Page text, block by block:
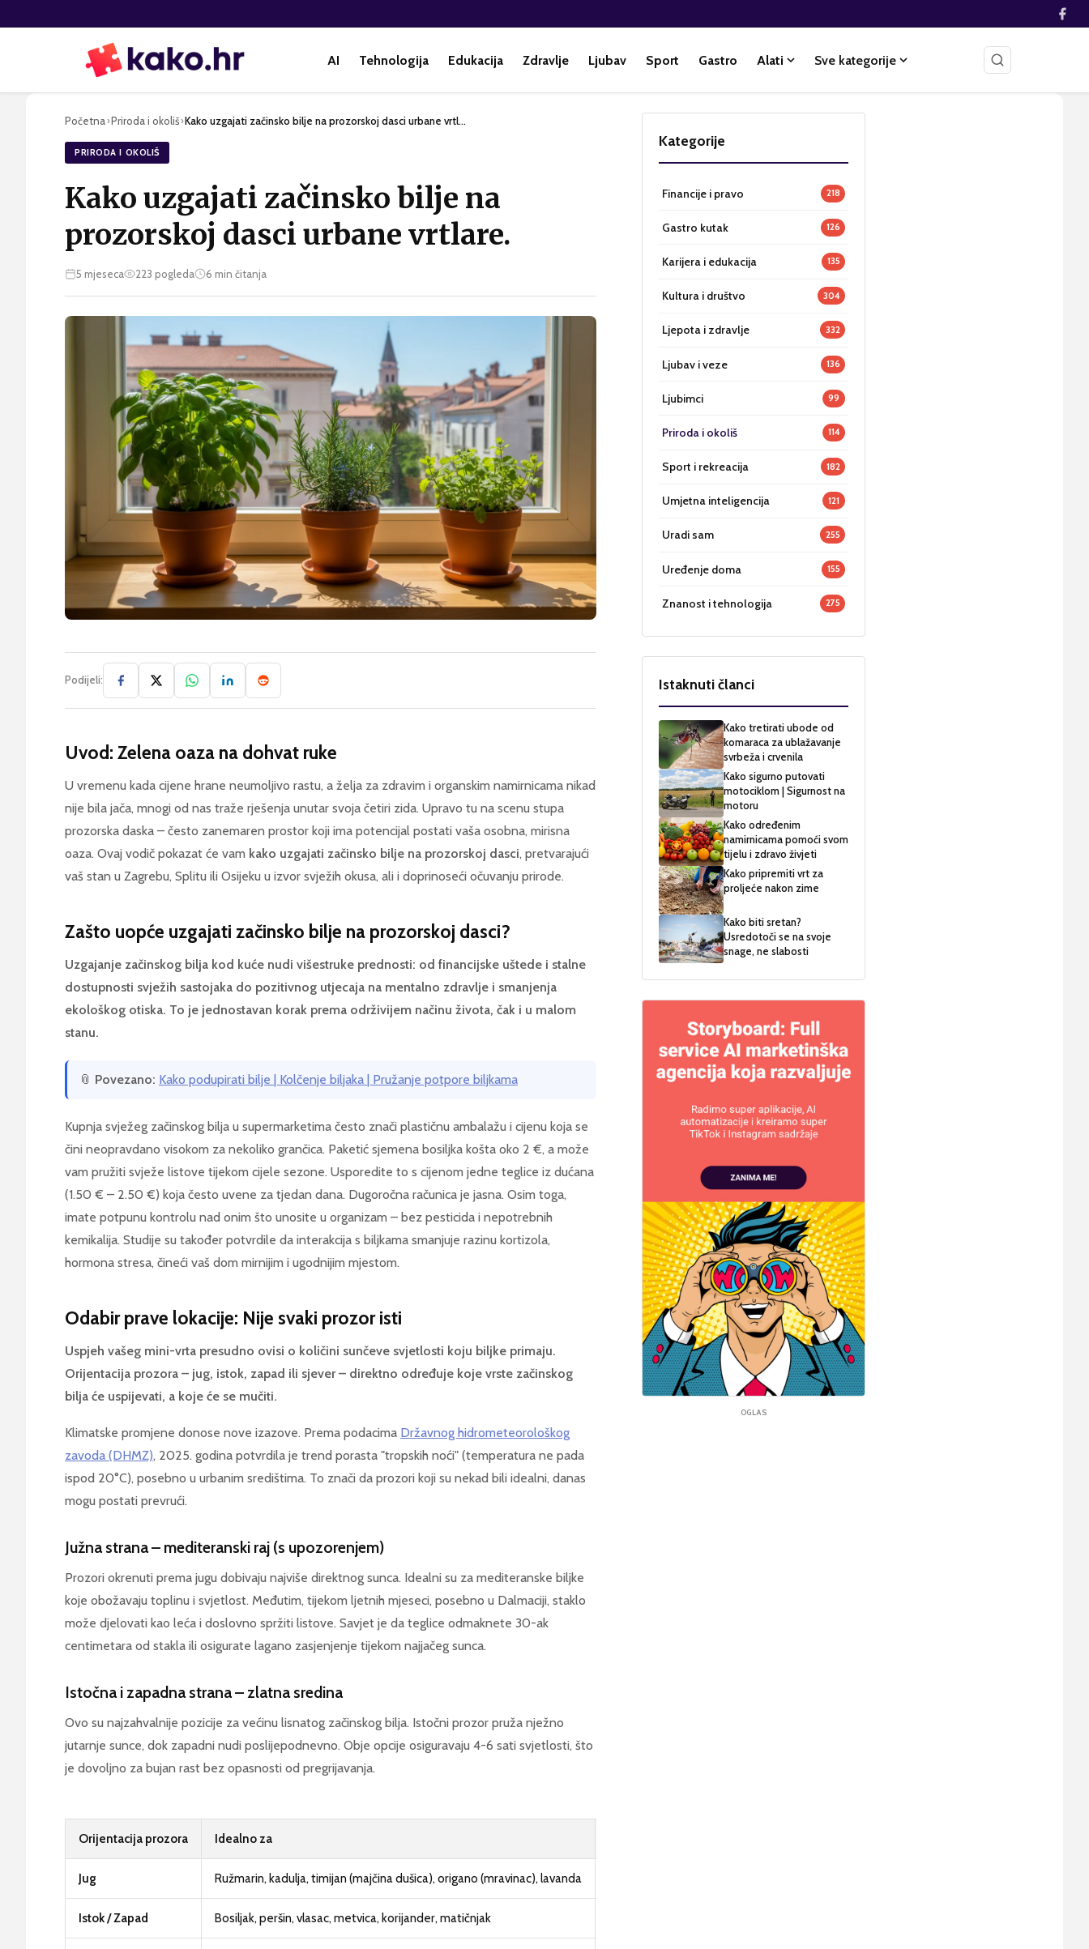
AI Tehnologija Edukacija Zdravlje Ljubav Sport Gastro Alati Sve kategorije
Početna›Priroda i okoliš›Kako uzgajati začinsko bilje na prozorskoj dasci urbane vrtl…
PRIRODA I OKOLIŠ
Kako uzgajati začinsko bilje na
prozorskoj dasci urbane vrtlare.
5 mjeseca 223 pogleda 6 min čitanja
Podijeli:
Uvod: Zelena oaza na dohvat ruke
U vremenu kada cijene hrane neumoljivo rastu, a želja za zdravim i organskim namirnicama nikad
nije bila jača, mnogi od nas traže rješenja unutar svoja četiri zida. Upravo tu na scenu stupa
prozorska daska – često zanemaren prostor koji ima potencijal postati vaša osobna, mirisna
oaza. Ovaj vodič pokazat će vam kako uzgajati začinsko bilje na prozorskoj dasci, pretvarajući
vaš stan u Zagrebu, Splitu ili Osijeku u izvor svježih okusa, ali i doprinoseći očuvanju prirode.
Zašto uopće uzgajati začinsko bilje na prozorskoj dasci?
Uzgajanje začinskog bilja kod kuće nudi višestruke prednosti: od financijske uštede i stalne
dostupnosti svježih sastojaka do pozitivnog utjecaja na mentalno zdravlje i smanjenja
ekološkog otiska. To je jednostavan korak prema održivijem načinu života, čak i u malom
stanu.
📎 Povezano: Kako podupirati bilje | Kolčenje biljaka | Pružanje potpore biljkama
Kupnja svježeg začinskog bilja u supermarketima često znači plastičnu ambalažu i cijenu koja se
čini neopravdano visokom za nekoliko grančica. Paketić sjemena bosiljka košta oko 2 €, a može
vam pružiti svježe listove tijekom cijele sezone. Usporedite to s cijenom jedne teglice iz dućana
(1.50 € – 2.50 €) koja često uvene za tjedan dana. Dugoročna računica je jasna. Osim toga,
imate potpunu kontrolu nad onim što unosite u organizam – bez pesticida i nepotrebnih
kemikalija. Studije su također potvrdile da interakcija s biljkama smanjuje razinu kortizola,
hormona stresa, čineći vaš dom mirnijim i ugodnijim mjestom.
Odabir prave lokacije: Nije svaki prozor isti
Uspjeh vašeg mini-vrta presudno ovisi o količini sunčeve svjetlosti koju biljke primaju.
Orijentacija prozora – jug, istok, zapad ili sjever – direktno određuje koje vrste začinskog
bilja će uspijevati, a koje će se mučiti.
Klimatske promjene donose nove izazove. Prema podacima Državnog hidrometeorološkog
zavoda (DHMZ), 2025. godina potvrdila je trend porasta "tropskih noći" (temperatura ne pada
ispod 20°C), posebno u urbanim središtima. To znači da prozori koji su nekad bili idealni, danas
mogu postati prevrući.
Južna strana – mediteranski raj (s upozorenjem)
Prozori okrenuti prema jugu dobivaju najviše direktnog sunca. Idealni su za mediteranske biljke
koje obožavaju toplinu i svjetlost. Međutim, tijekom ljetnih mjeseci, posebno u Dalmaciji, staklo
može djelovati kao leća i doslovno spržiti listove. Savjet je da teglice odmaknete 30-ak
centimetara od stakla ili osigurate lagano zasjenjenje tijekom najjačeg sunca.
Istočna i zapadna strana – zlatna sredina
Ovo su najzahvalnije pozicije za većinu lisnatog začinskog bilja. Istočni prozor pruža nježno
jutarnje sunce, dok zapadni nudi poslijepodnevno. Obje opcije osiguravaju 4-6 sati svjetlosti, što
je dovoljno za bujan rast bez opasnosti od pregrijavanja.
Orijentacija prozora Idealno za
Jug Ružmarin, kadulja, timijan (majčina dušica), origano (mravinac), lavanda
Istok / Zapad Bosiljak, peršin, vlasac, metvica, korijander, matičnjak
Kategorije
Financije i pravo 218
Gastro kutak 126
Karijera i edukacija 135
Kultura i društvo 304
Ljepota i zdravlje 332
Ljubav i veze 136
Ljubimci 99
Priroda i okoliš 114
Sport i rekreacija 182
Umjetna inteligencija 121
Uradi sam 255
Uređenje doma 155
Znanost i tehnologija 275
Istaknuti članci
Kako tretirati ubode od
komaraca za ublažavanje
svrbeža i crvenila
Kako sigurno putovati
motociklom | Sigurnost na
motoru
Kako određenim
namirnicama pomoći svom
tijelu i zdravo živjeti
Kako pripremiti vrt za
proljeće nakon zime
Kako biti sretan?
Usredotoči se na svoje
snage, ne slabosti
OGLAS